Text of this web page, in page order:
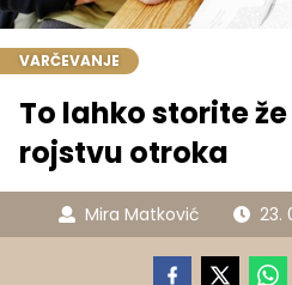
VARČEVANJE
To lahko storite
rojstvu otroka
Mira Matković 23.